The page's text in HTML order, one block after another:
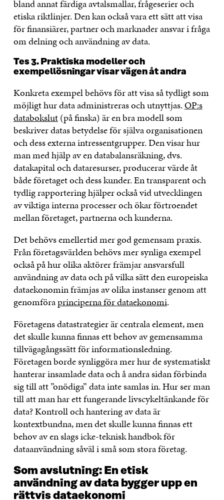
bland annat färdiga avtalsmallar, frågeserier och
etiska riktlinjer. Den kan också vara ett sätt att visa
för finansiärer, partner och marknader ansvar i fråga
om delning och användning av data.
Tes 3. Praktiska modeller och
exempellösningar visar vägen åt andra
Konkreta exempel behövs för att visa så tydligt som
möjligt hur data administreras och utnyttjas.OP:s
databokslut(på finska) är en bra modell som
beskriver datas betydelse för själva organisationen
och dess externa intressentgrupper. Den visar hur
man med hjälp av en databalansräkning, dvs.
datakapital och dataresurser, producerar värde åt
både företaget och dess kunder. En transparent och
tydlig rapportering hjälper också vid utvecklingen
av viktiga interna processer och ökar förtroendet
mellan företaget, partnerna och kunderna.
Det behövs emellertid mer god gemensam praxis.
Från företagsvärlden behövs mer synliga exempel
också på hur olika aktörer främjar ansvarsfull
användning av data och på vilka sätt den europeiska
dataekonomin främjas av olika instanser genom att
genomföraprinciperna för dataekonomi.
Företagens datastrategier är centrala element, men
det skulle kunna finnas ett behov av gemensamma
tillvägagångssätt för informationsledning.
Företagen borde synliggöra mer hur de systematiskt
hanterar insamlade data och å andra sidan förbinda
sig till att ”onödiga” data inte samlas in. Hur ser man
till att man har ett fungerande livscykeltänkande för
data? Kontroll och hantering av data är
kontextbundna, men det skulle kunna finnas ett
behov av en slags icke-teknisk handbok för
dataanvändning såväl i små som stora företag.
Som avslutning: En etisk
användning av data bygger upp en
rättvis dataekonomi